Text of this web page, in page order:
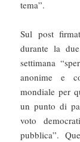
tema”.
Sul post
durante la
settimana
anonime e
mondiale per
un punto di
voto
pubblica”.